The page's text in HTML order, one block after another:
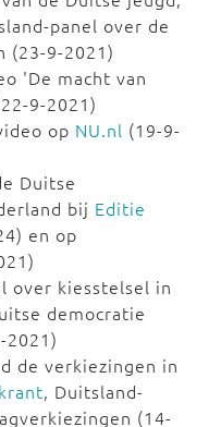
panel over de
(23-9-2021)
'De macht van
9-2021)
op NU.nl (19-9-
Duitse
bij Editie
en op
over kiesstelsel in
democratie
2021)
de verkiezingen in
, Duitsland-
(14-